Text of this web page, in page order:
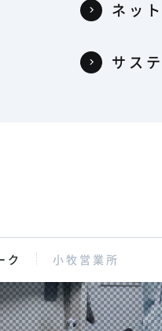
ネッ
サス
ク 小牧営業所